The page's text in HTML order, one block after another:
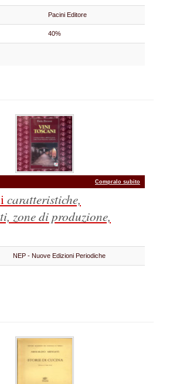
Pacini Editore
40%
Compralo subito
caratteristiche,
zone di produzione,
NEP - Nuove Edizioni Periodiche